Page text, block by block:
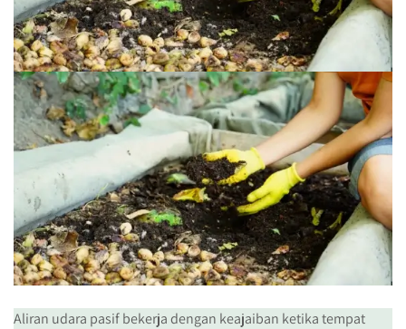
Aliran udara pasif bekerja dengan keajaiban ketika tempat